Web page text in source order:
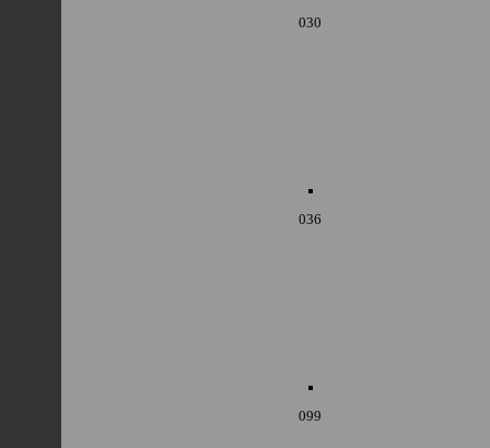
030
036
099